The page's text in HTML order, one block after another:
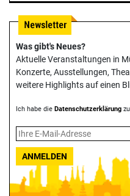
Was gibt's Neues?
Aktuelle Veranstaltungen in
Konzerte, Ausstellungen,
weitere Highlights auf einen
Ich habe die Datenschutzerklärung
ANMELDEN